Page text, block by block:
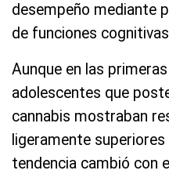
desempeño mediante
de funciones
Aunque en las
adolescentes que
cannabis mostraban
ligeramente
tendencia cambió con